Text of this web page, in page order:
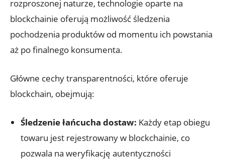
rozproszonej naturze, technologie oparte na
blockchainie oferują możliwość śledzenia
pochodzenia produktów od momentu ich powstania
aż po finalnego konsumenta.
Główne cechy transparentności, które oferuje
blockchain, obejmują:
Śledzenie łańcucha dostaw: Każdy⁢ etap obiegu
towaru jest rejestrowany w blockchainie, co
pozwala na weryfikację autentyczności